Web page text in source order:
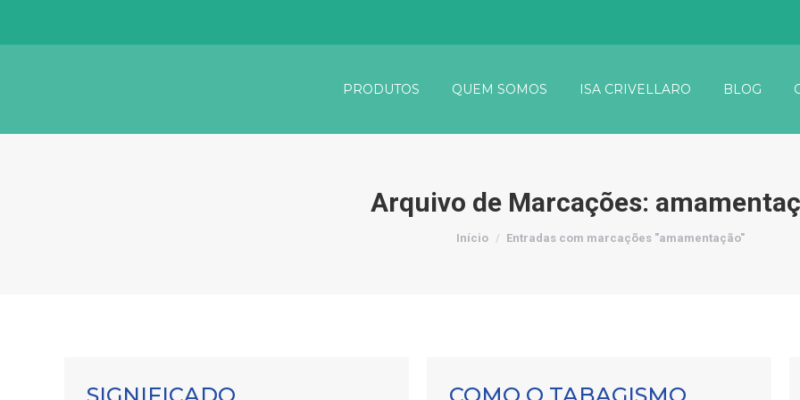
PRODUTOS QUEM SOMOS ISA CRIVELLARO BLOG
Arquivo de Marcações:
Você está aqui:
Início Entradas com marcações "amamentação"